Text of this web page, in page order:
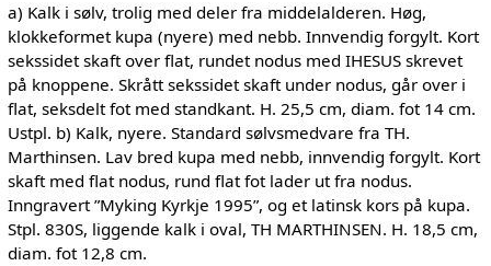
a) Kalk i sølv, trolig med deler fra middelalderen. Høg,
klokkeformet kupa (nyere) med nebb. Innvendig forgylt. Kort
sekssidet skaft over flat, rundet nodus med IHESUS skrevet
på knoppene. Skrått sekssidet skaft under nodus, går over i
flat, seksdelt fot med standkant. H. 25,5 cm, diam. fot 14 cm.
Ustpl. b) Kalk, nyere. Standard sølvsmedvare fra TH.
Marthinsen. Lav bred kupa med nebb, innvendig forgylt. Kort
skaft med flat nodus, rund flat fot lader ut fra nodus.
Inngravert ”Myking Kyrkje 1995”, og et latinsk kors på kupa.
Stpl. 830S, liggende kalk i oval, TH MARTHINSEN. H. 18,5 cm,
diam. fot 12,8 cm.